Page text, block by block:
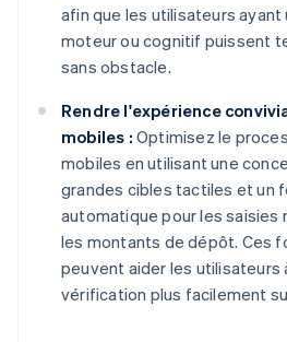
afin que les utilisateurs ayant
moteur ou cognitif puissent
sans obstacle.
Rendre l'expérience
mobiles : Optimisez le
mobiles en utilisant une
grandes cibles tactiles et un
automatique pour les saisies
les montants de dépôt. Ces
peuvent aider les utilisateurs
vérification plus facilement